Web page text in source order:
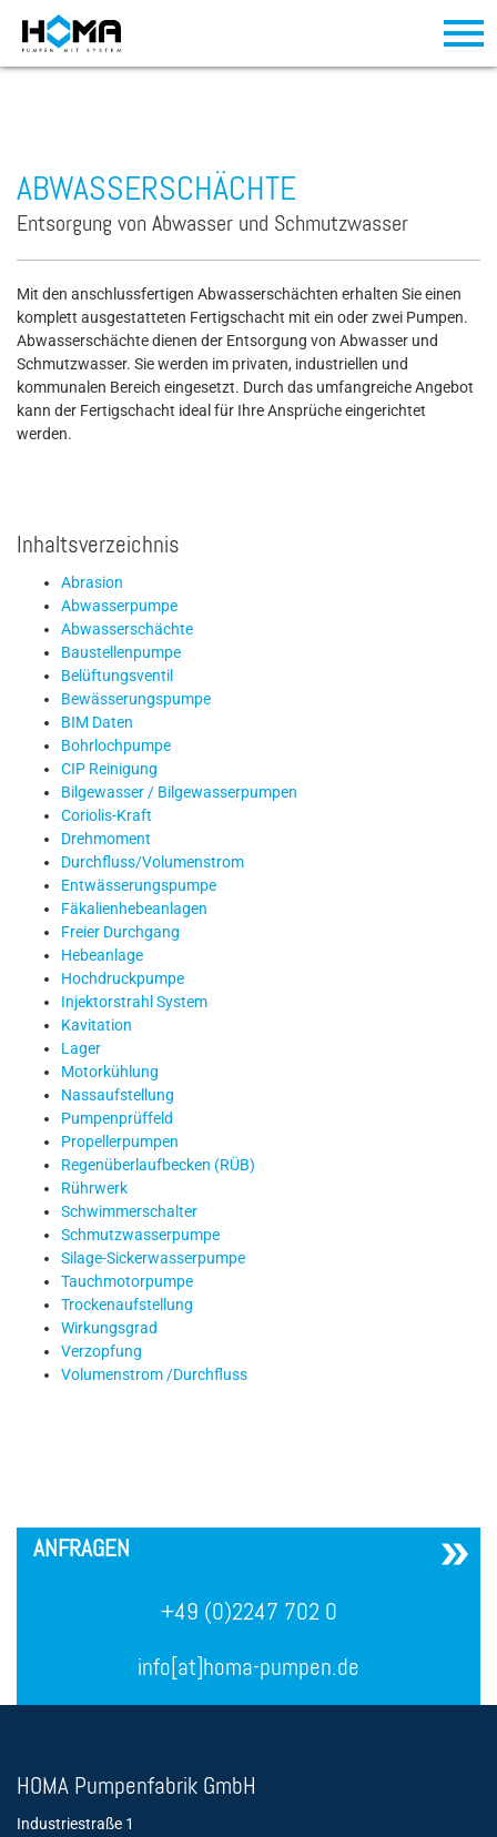
ABWASSERSCHÄCHTE
Entsorgung von Abwasser und Schmutzwasser
Mit den anschlussfertigen Abwasserschächten erhalten Sie einen
komplett ausgestatteten Fertigschacht mit ein oder zwei Pumpen.
Abwasserschächte dienen der Entsorgung von Abwasser und
Schmutzwasser. Sie werden im privaten, industriellen und
kommunalen Bereich eingesetzt. Durch das umfangreiche Angebot
kann der Fertigschacht ideal für Ihre Ansprüche eingerichtet
werden.
Inhaltsverzeichnis
Abrasion
Abwasserpumpe
Abwasserschächte
Baustellenpumpe
Belüftungsventil
Bewässerungspumpe
BIM Daten
Bohrlochpumpe
CIP Reinigung
Bilgewasser / Bilgewasserpumpen
Coriolis-Kraft
Drehmoment
Durchfluss/Volumenstrom
Entwässerungspumpe
Fäkalienhebeanlagen
Freier Durchgang
Hebeanlage
Hochdruckpumpe
Injektorstrahl System
Kavitation
Lager
Motorkühlung
Nassaufstellung
Pumpenprüffeld
Propellerpumpen
Regenüberlaufbecken (RÜB)
Rührwerk
Schwimmerschalter
Schmutzwasserpumpe
Silage-Sickerwasserpumpe
Tauchmotorpumpe
Trockenaufstellung
Wirkungsgrad
Verzopfung
Volumenstrom /Durchfluss
ANFRAGEN
+49 (0)2247 702 0
info[at]homa-pumpen.de
HOMA Pumpenfabrik GmbH
Industriestraße 1